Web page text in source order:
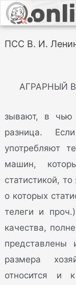
ПСС В. И.
АГРАРНЫЙ
зывают, в
разница.
употребляют
машин,
статистикой,
о которых
телеги и
качества,
представлены
размера
относится и